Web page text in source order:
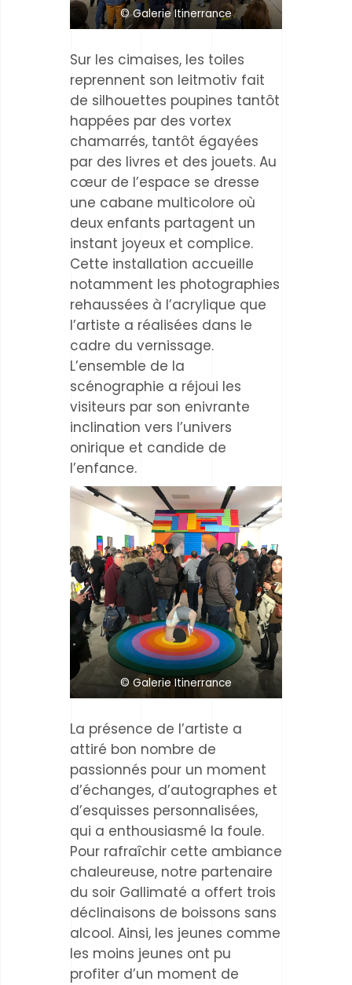
© Galerie Itinerrance
Sur les cimaises, les toiles
reprennent son leitmotiv fait
de silhouettes poupines tantôt
happées par des vortex
chamarrés, tantôt égayées
par des livres et des jouets. Au
cœur de l’espace se dresse
une cabane multicolore où
deux enfants partagent un
instant joyeux et complice.
Cette installation accueille
notamment les photographies
rehaussées à l’acrylique que
l’artiste a réalisées dans le
cadre du vernissage.
L’ensemble de la
scénographie a réjoui les
visiteurs par son enivrante
inclination vers l’univers
onirique et candide de
l’enfance.
© Galerie Itinerrance
La présence de l’artiste a
attiré bon nombre de
passionnés pour un moment
d’échanges, d’autographes et
d’esquisses personnalisées,
qui a enthousiasmé la foule.
Pour rafraîchir cette ambiance
chaleureuse, notre partenaire
du soir Gallimaté a offert trois
déclinaisons de boissons sans
alcool. Ainsi, les jeunes comme
les moins jeunes ont pu
profiter d’un moment de